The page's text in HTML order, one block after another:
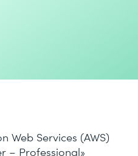
Web Services (AWS)
– Professional»